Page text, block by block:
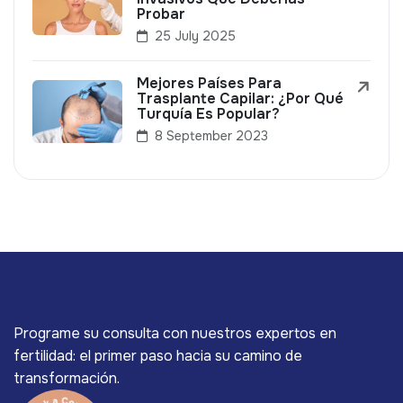
Probar
25 July 2025
Mejores Países Para
Trasplante Capilar: ¿Por Qué
Turquía Es Popular?
8 September 2023
Programe su consulta con nuestros expertos en
fertilidad: el primer paso hacia su camino de
transformación.